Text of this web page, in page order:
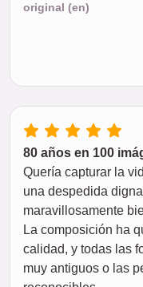
original (en)
80 años en 100
Quería capturar la
una despedida
maravillosamente
La composición ha
calidad, y todas las
muy antiguos o las